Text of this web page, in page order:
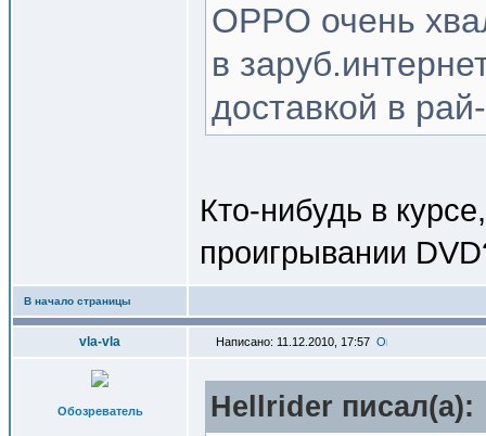
OPPO очень
в
доставкой в
Кто-нибудь в
проигрывании
В начало страницы
vla-vla Написано: 11.12.2010, 17:57
Обозреватель Hellrider писал(a):